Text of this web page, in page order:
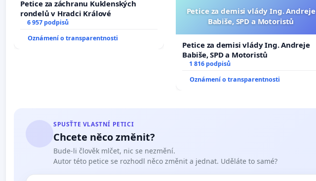
Petice za záchranu Kuklenských
rondelů v Hradci Králové
6 957 podpisů
Oznámení o transparentnosti
Petice za demisi vlády Ing. Andreje
Babiše, SPD a Motoristů
Petice za demisi vlády Ing. Andreje
Babiše, SPD a Motoristů
1 816 podpisů
Oznámení o transparentnosti
SPUSŤTE VLASTNÍ PETICI
Chcete něco změnit?
Bude-li člověk mlčet, nic se nezmění.
Autor této petice se rozhodl něco změnit a jednat. Uděláte to samé?